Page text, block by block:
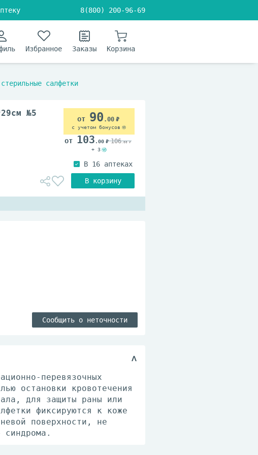
8(800) 200-96-69
Избранное Заказы Корзина
салфетки
№5 90 .00
с учетом бонусов
103 .00 106.00
+ 3
Сообщить о неточности
перевязочных
остановки кровотечения
для защиты раны или
фиксируются к коже
поверхности, не
синдрома.